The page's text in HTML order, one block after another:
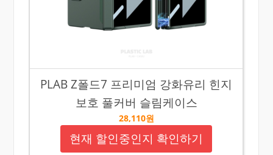
PLAB Z폴드7 프리미엄 강화유리 힌지
보호 풀커버 슬림케이스
28,110원
현재 할인중인지 확인하기